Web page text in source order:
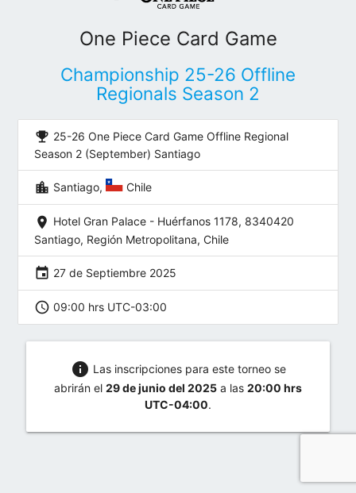
One Piece Card Game
Championship 25-26 Offline
Regionals Season 2
emoji_events 25-26 One Piece Card Game Offline Regional
Season 2 (September) Santiago
location_city Santiago, Chile
location_on Hotel Gran Palace - Huérfanos 1178, 8340420
Santiago, Región Metropolitana, Chile
event 27 de Septiembre 2025
schedule 09:00 hrs UTC-03:00
info Las inscripciones para este torneo se
abrirán el 29 de junio del 2025 a las 20:00 hrs
UTC-04:00.